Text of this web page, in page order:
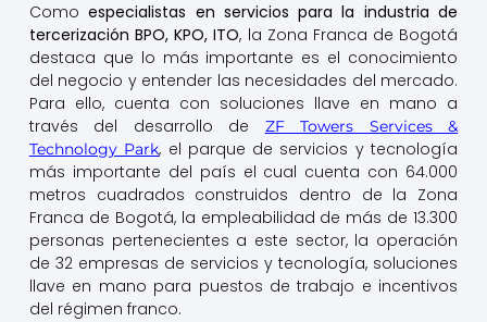
Comoespecialistas en servicios para la industria de
tercerización BPO, KPO, ITO, la Zona Franca de Bogotá
destaca que lo más importante es el conocimiento
del negocio y entender las necesidades del mercado.
Para ello, cuenta con soluciones llave en mano a
través del desarrollo de ZF Towers Services &
Technology Park, el parque de servicios y tecnología
más importante del país el cual cuenta con 64.000
metros cuadrados construidos dentro de la Zona
Franca de Bogotá, la empleabilidad de más de 13.300
personas pertenecientes a este sector, la operación
de 32 empresas de servicios y tecnología, soluciones
llave en mano para puestos de trabajo e incentivos
del régimen franco.